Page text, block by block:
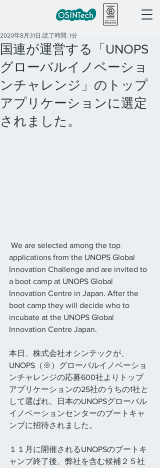
国連が運営する「UNOPS
グローバルイノベーショ
ンチャレンジ」のトップ
アプリケーションに選定
されました。
2020年8月31日 読了時間: 1分
applications from the UNOPS Global
Innovation Challenge and are invited to
a boot camp at UNOPS Global
Innovation Centre in Japan. After the
boot camp they will decide who to
incubate at the UNOPS Global
Innovation Centre Japan.
本日、株式会社オシンテックが、
UNOPS（※）グローバルイノベーショ
ンチャレンジの応募600社よりトップ
アプリケーションの25社のうちの1社と
して選ばれ、日本のUNOPSグローバル
イノベーションセンターのブートキャ
ンプに招待されました。
１１月に開催されるUNOPSのブートキ
ャンプ終了後、弊社を含む候補２５社